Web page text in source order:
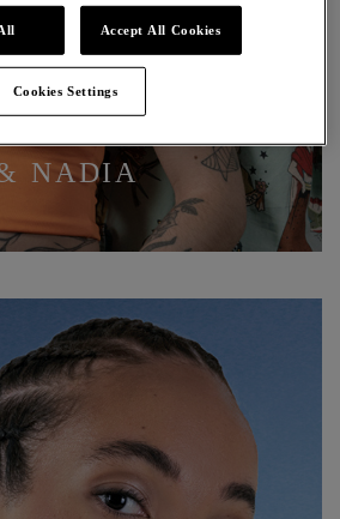
NADIA
Accept All Cookies
Cookies Settings